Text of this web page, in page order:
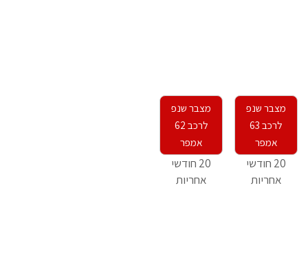
מצבר שנפ
לרכב 63
אמפר
20 חודשי
אחריות
מצבר שנפ
לרכב 62
אמפר
20 חודשי
אחריות